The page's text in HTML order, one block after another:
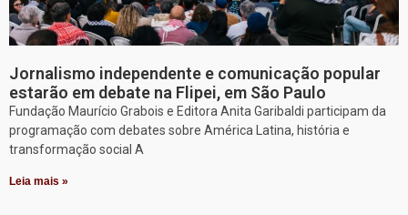
Jornalismo independente e comunicação popular
estarão em debate na Flipei, em São Paulo
Fundação Maurício Grabois e Editora Anita Garibaldi participam da
programação com debates sobre América Latina, história e
transformação social A
Leia mais »